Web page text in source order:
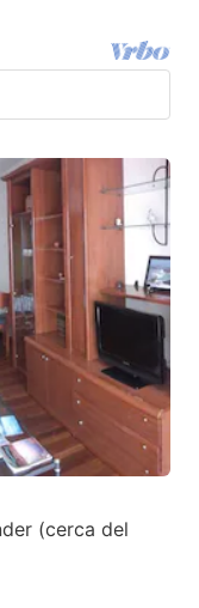
(cerca del